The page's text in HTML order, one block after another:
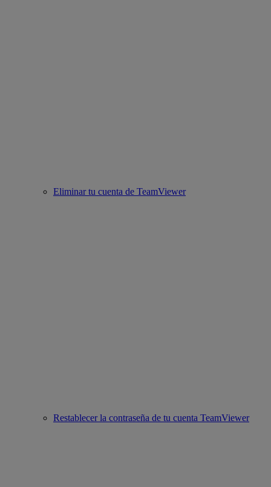
Eliminar tu cuenta de TeamViewer
Restablecer la contraseña de tu cuenta TeamViewer